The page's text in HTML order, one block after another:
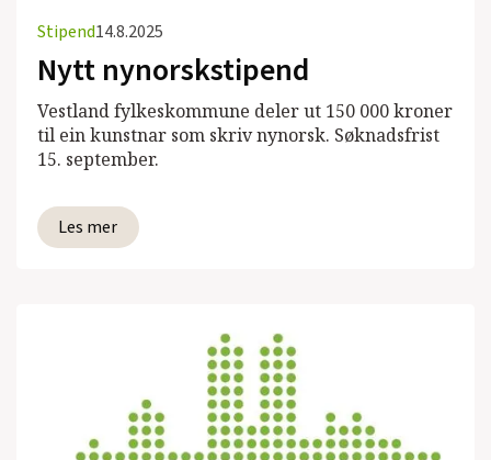
Stipend14.8.2025
Nytt nynorskstipend
Vestland fylkeskommune deler ut 150 000 kroner
til ein kunstnar som skriv nynorsk. Søknadsfrist
15. september.
Les mer